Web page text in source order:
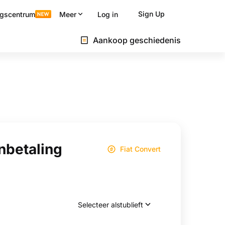
Meer Log in Sign Up
Aankoop geschiedenis
Fiat Convert
Selecteer alstublieft